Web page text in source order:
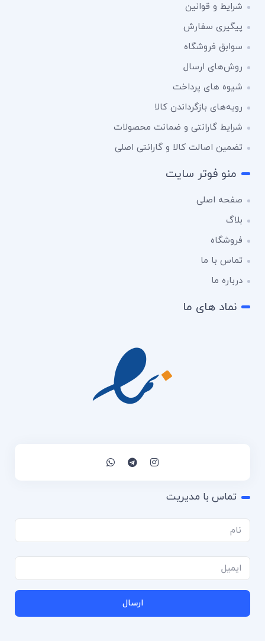
شرایط و قوانین
پیگیری سفارش
سوابق فروشگاه
روش‌های ارسال
شیوه های پرداخت
رویه‌های بازگرداندن کالا
شرایط گارانتی و ضمانت محصولات
تضمین اصالت کالا و گارانتی اصلی
منو فوتر سایت
صفحه اصلی
بلاگ
فروشگاه
تماس با ما
درباره ما
نماد های ما
تماس با مدیریت
ارسال